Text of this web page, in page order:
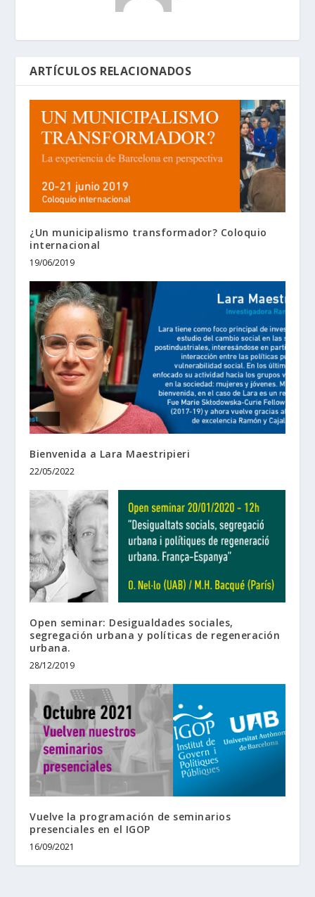
ARTÍCULOS RELACIONADOS
¿Un municipalismo transformador? Coloquio
internacional
19/06/2019
Bienvenida a Lara Maestripieri
22/05/2022
Open seminar: Desigualdades sociales,
segregación urbana y políticas de regeneración
urbana.
28/12/2019
Vuelve la programación de seminarios
presenciales en el IGOP
16/09/2021